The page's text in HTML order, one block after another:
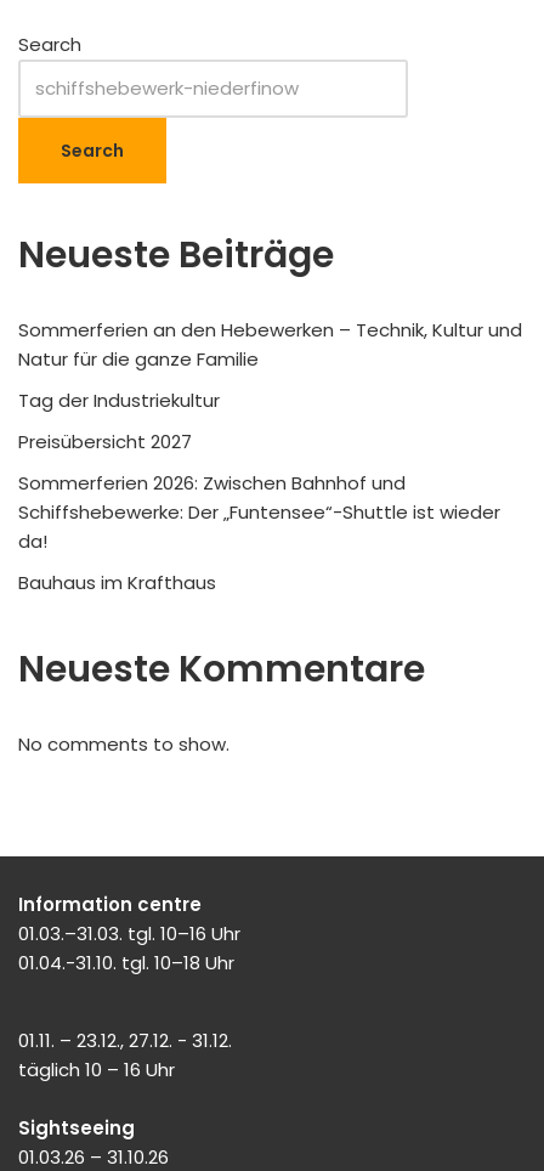
Search
Search
Neueste Beiträge
Sommerferien an den Hebewerken – Technik, Kultur und
Natur für die ganze Familie
Tag der Industriekultur
Preisübersicht 2027
Sommerferien 2026: Zwischen Bahnhof und
Schiffshebewerke: Der „Funtensee“-Shuttle ist wieder
da!
Bauhaus im Krafthaus
Neueste Kommentare
No comments to show.
Information centre
01.03.–31.03. tgl. 10–16 Uhr
01.04.-31.10. tgl. 10–18 Uhr
01.11. – 23.12., 27.12. - 31.12.
täglich 10 – 16 Uhr
Sightseeing
01.03.26 – 31.10.26